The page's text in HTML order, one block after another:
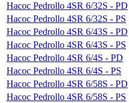
Насос Pedrollo 4SR 6/32S - PD
Насос Pedrollo 4SR 6/32S - PS
Насос Pedrollo 4SR 6/43S - PD
Насос Pedrollo 4SR 6/43S - PS
Насос Pedrollo 4SR 6/4S - PD
Насос Pedrollo 4SR 6/4S - PS
Насос Pedrollo 4SR 6/58S - PD
Насос Pedrollo 4SR 6/58S - PS